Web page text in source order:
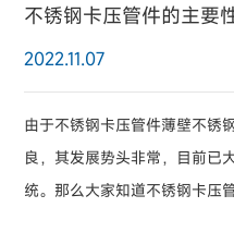
不锈钢卡压管件的主要
2022.11.07
由于不锈钢卡压管件薄壁不锈
良，其发展势头非常，目前已
统。那么大家知道不锈钢卡压